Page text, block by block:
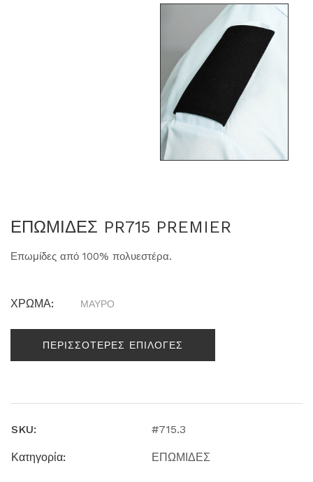
ΕΠΩΜΙΔΕΣ PR715 PREMIER
Επωμίδες από 100% πολυεστέρα.
ΧΡΩΜΑ: ΜΑΥΡΟ
ΠΕΡΙΣΣΟΤΕΡΕΣ ΕΠΙΛΟΓΕΣ
SKU: #715.3
Κατηγορία: ΕΠΩΜΙΔΕΣ